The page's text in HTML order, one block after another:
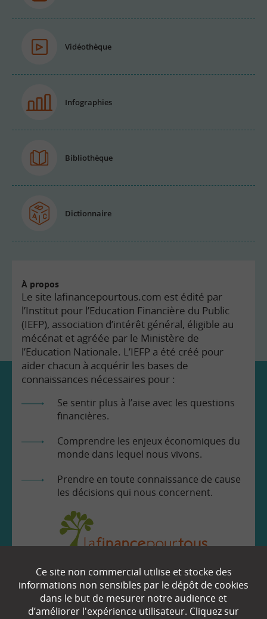
Vidéothèque
Infographies
Bibliothèque
Dictionnaire
À propos
Le site lafinancepourtous.com est édité par
l’Institut pour l’Education Financière du Public
(IEFP), association d’intérêt général, éligible au
mécénat et agréée par le Ministère de
l’Education Nationale. L’IEFP a été créé pour
aider chacun à acquérir les bases de
connaissances nécessaires pour :
Se sentir plus à l’aise avec les questions
financières.
Comprendre les enjeux économiques du
monde dans lequel nous vivons.
Prendre en toute connaissance de cause
les décisions qui nous concernent.
EN SAVOIR
Ce site non commercial utilise et stocke des
informations non sensibles par le dépôt de cookies
dans le but de mesurer notre audience et
d’améliorer l'expérience utilisateur. Cliquez sur